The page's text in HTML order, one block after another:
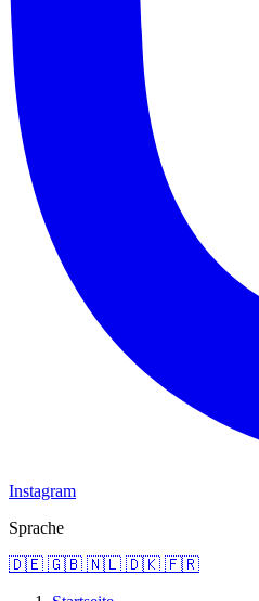
Instagram
Sprache
🇩🇪 🇬🇧 🇳🇱 🇩🇰 🇫🇷